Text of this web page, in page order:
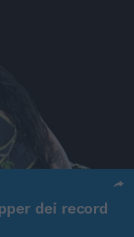
dei record